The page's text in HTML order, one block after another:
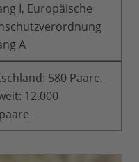
I, Europäische
A
580 Paare,
12.000